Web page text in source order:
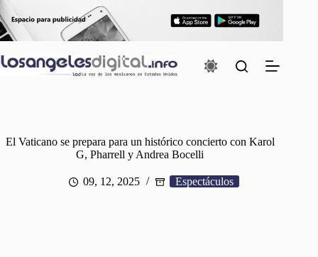
al
contenido
El Vaticano se prepara para un histórico concierto con Karol
G, Pharrell y Andrea Bocelli
09, 12, 2025 Espectáculos